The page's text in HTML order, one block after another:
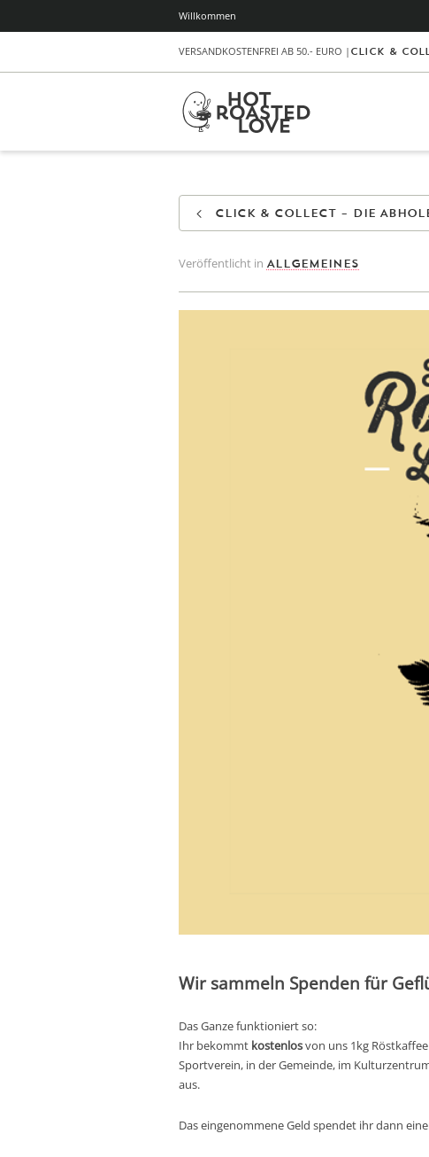
Willkommen
VERSANDKOSTENFREI AB 50.- EURO | Click &
Click & Collect – Die
Veröffentlicht in ALLGEMEINES
Wir sammeln Spenden für
Das Ganze funktioniert so:
Ihr bekommt kostenlosvon uns 1kg
Sportverein, in der Gemeinde, im
aus.
Das eingenommene Geld spendet ihr dann